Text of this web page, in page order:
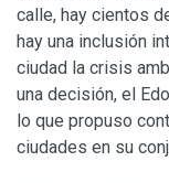
calle, hay cientos
hay una inclusión
ciudad la crisis
una decisión, el
lo que propuso
ciudades en su